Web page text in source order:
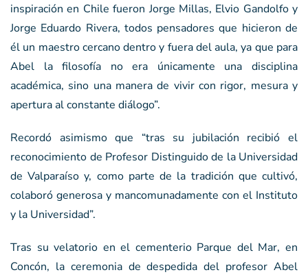
inspiración en Chile fueron Jorge Millas, Elvio Gandolfo y
Jorge Eduardo Rivera, todos pensadores que hicieron de
él un maestro cercano dentro y fuera del aula, ya que para
Abel la filosofía no era únicamente una disciplina
académica, sino una manera de vivir con rigor, mesura y
apertura al constante diálogo”.
Recordó asimismo que “tras su jubilación recibió el
reconocimiento de Profesor Distinguido de la Universidad
de Valparaíso y, como parte de la tradición que cultivó,
colaboró generosa y mancomunadamente con el Instituto
y la Universidad”.
Tras su velatorio en el cementerio Parque del Mar, en
Concón, la ceremonia de despedida del profesor Abel